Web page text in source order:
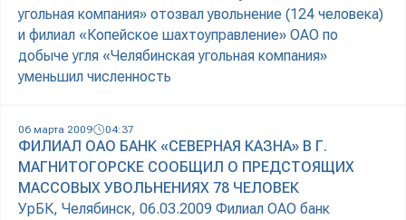
угольная компания» отозвал увольнение (124 человека)
и филиал «Копейское шахтоуправление» ОАО по
добыче угля «Челябинская угольная компания»
уменьшил численность
06 марта 2009 04:37
ФИЛИАЛ ОАО БАНК «СЕВЕРНАЯ КАЗНА» В Г.
МАГНИТОГОРСКЕ СООБЩИЛ О ПРЕДСТОЯЩИХ
МАССОВЫХ УВОЛЬНЕНИЯХ 78 ЧЕЛОВЕК
УрБК, Челябинск, 06.03.2009 Филиал ОАО банк